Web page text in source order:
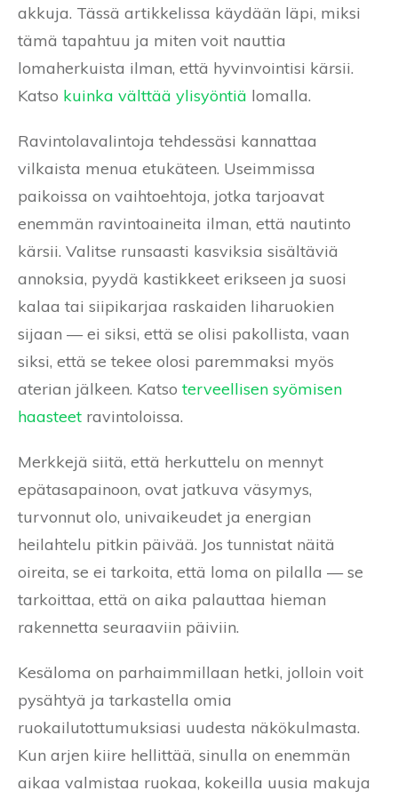
akkuja. Tässä artikkelissa käydään läpi, miksi
tämä tapahtuu ja miten voit nauttia
lomaherkuista ilman, että hyvinvointisi kärsii.
Katso kuinka välttää ylisyöntiä lomalla.
Ravintolavalintoja tehdessäsi kannattaa
vilkaista menua etukäteen. Useimmissa
paikoissa on vaihtoehtoja, jotka tarjoavat
enemmän ravintoaineita ilman, että nautinto
kärsii. Valitse runsaasti kasviksia sisältäviä
annoksia, pyydä kastikkeet erikseen ja suosi
kalaa tai siipikarjaa raskaiden liharuokien
sijaan — ei siksi, että se olisi pakollista, vaan
siksi, että se tekee olosi paremmaksi myös
aterian jälkeen. Katsoterveellisen syömisen
haasteet ravintoloissa.
Merkkejä siitä, että herkuttelu on mennyt
epätasapainoon, ovat jatkuva väsymys,
turvonnut olo, univaikeudet ja energian
heilahtelu pitkin päivää. Jos tunnistat näitä
oireita, se ei tarkoita, että loma on pilalla — se
tarkoittaa, että on aika palauttaa hieman
rakennetta seuraaviin päiviin.
Kesäloma on parhaimmillaan hetki, jolloin voit
pysähtyä ja tarkastella omia
ruokailutottumuksiasi uudesta näkökulmasta.
Kun arjen kiire hellittää, sinulla on enemmän
aikaa valmistaa ruokaa, kokeilla uusia makuja